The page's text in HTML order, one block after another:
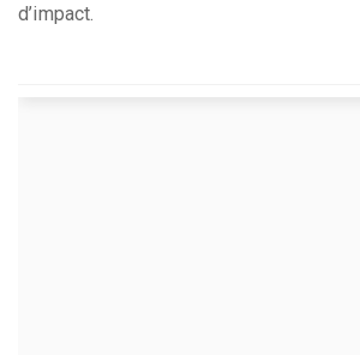
d’impact.